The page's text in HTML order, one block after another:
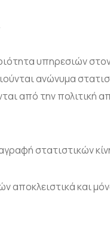
υπηρεσιών
ανώνυμα
από την πολιτική
στατιστικών
και